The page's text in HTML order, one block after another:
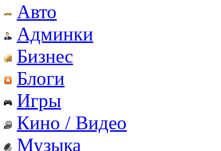
Авто
Админки
Бизнес
Блоги
Игры
Кино / Видео
Музыка